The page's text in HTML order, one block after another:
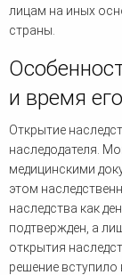
лицам на иных
страны.
и время
Открытие
наследодателя.
медицинскими
этом
наследства как
подтвержден, а
открытия
решение вступило